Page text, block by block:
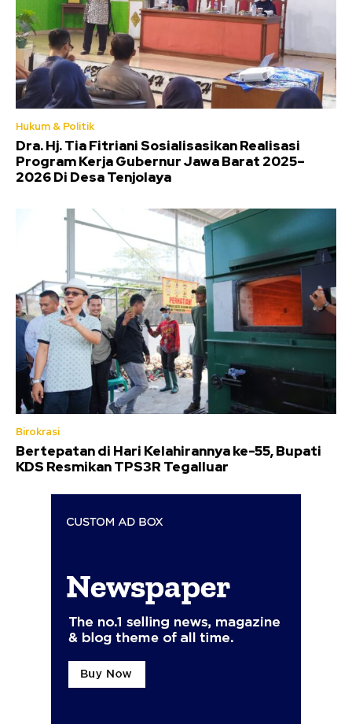
Hukum & Politik
Dra. Hj. Tia Fitriani Sosialisasikan Realisasi
Program Kerja Gubernur Jawa Barat 2025–
2026 Di Desa Tenjolaya
Birokrasi
Bertepatan di Hari Kelahirannya ke-55, Bupati
KDS Resmikan TPS3R Tegalluar